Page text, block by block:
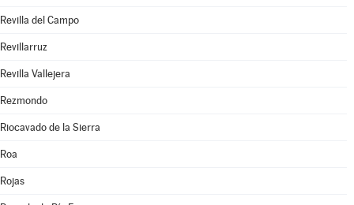
Revilla del Campo
Revillarruz
Revilla Vallejera
Rezmondo
Riocavado de la Sierra
Roa
Rojas